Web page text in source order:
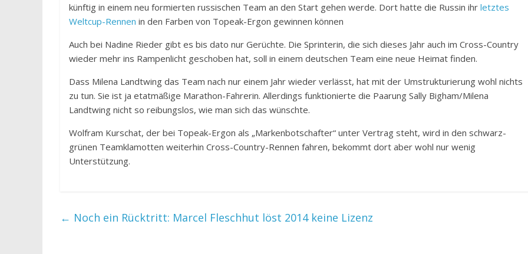
künftig in einem neu formierten russischen Team an den Start gehen werde. Dort hatte die Russin ihr letztes
Weltcup-Rennen in den Farben von Topeak-Ergon gewinnen können
Auch bei Nadine Rieder gibt es bis dato nur Gerüchte. Die Sprinterin, die sich dieses Jahr auch im Cross-Country
wieder mehr ins Rampenlicht geschoben hat, soll in einem deutschen Team eine neue Heimat finden.
Dass Milena Landtwing das Team nach nur einem Jahr wieder verlässt, hat mit der Umstrukturierung wohl nichts
zu tun. Sie ist ja etatmäßige Marathon-Fahrerin. Allerdings funktionierte die Paarung Sally Bigham/Milena
Landtwing nicht so reibungslos, wie man sich das wünschte.
Wolfram Kurschat, der bei Topeak-Ergon als „Markenbotschafter“ unter Vertrag steht, wird in den schwarz-
grünen Teamklamotten weiterhin Cross-Country-Rennen fahren, bekommt dort aber wohl nur wenig
Unterstützung.
← Noch ein Rücktritt: Marcel Fleschhut löst 2014 keine Lizenz